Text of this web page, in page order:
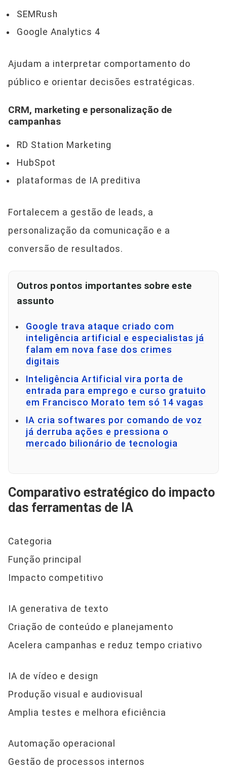
SEMRush
Google Analytics 4
Ajudam a interpretar comportamento do
público e orientar decisões estratégicas.
CRM, marketing e personalização de
campanhas
RD Station Marketing
HubSpot
plataformas de IA preditiva
Fortalecem a gestão de leads, a
personalização da comunicação e a
conversão de resultados.
Outros pontos importantes sobre este
assunto
Google trava ataque criado com
inteligência artificial e especialistas já
falam em nova fase dos crimes
digitais
Inteligência Artificial vira porta de
entrada para emprego e curso gratuito
em Francisco Morato tem só 14 vagas
IA cria softwares por comando de voz
já derruba ações e pressiona o
mercado bilionário de tecnologia
Comparativo estratégico do impacto
das ferramentas de IA
Categoria
Função principal
Impacto competitivo
IA generativa de texto
Criação de conteúdo e planejamento
Acelera campanhas e reduz tempo criativo
IA de vídeo e design
Produção visual e audiovisual
Amplia testes e melhora eficiência
Automação operacional
Gestão de processos internos